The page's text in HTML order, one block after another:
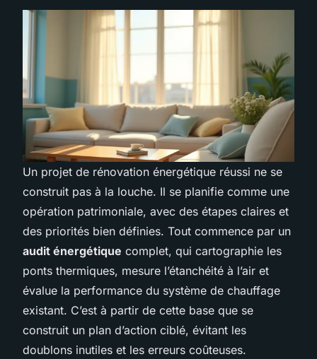
Un projet de rénovation énergétique réussi ne se
construit pas à la louche. Il se planifie comme une
opération patrimoniale, avec des étapes claires et
des priorités bien définies. Tout commence par un
audit énergétique complet, qui cartographie les
ponts thermiques, mesure l’étanchéité à l’air et
évalue la performance du système de chauffage
existant. C’est à partir de cette base que se
construit un plan d’action ciblé, évitant les
doublons inutiles et les erreurs coûteuses.